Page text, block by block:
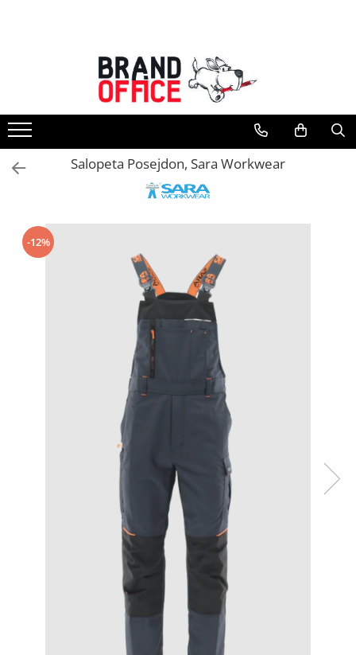
Unitate Protejata - PRODUCTIE
Hartie copiator si produse
tipografice
Produse consumabile din hartie
Detergenti si dezinfectanti
Saci menajeri (Unitate Protejata)
Agende, calendare si organizatoare
Agende personalizabile
Organizatoare business
Hartie si articole din hartie
Bibliorafturi, caiete mecanice,
Capsatoare, capse si perforatoare
Caiete si blocnotesuri
Dosare, folii protectie si mape
Accesorii diverse pentru birou
Etichetare si ambalare
Arhivare si depozitare
Salopeta Posejdon, Sara Workwear
-12%